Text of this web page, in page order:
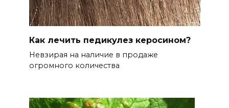
Как лечить педикулез керосином?
Невзирая на наличие в продаже
огромного количества